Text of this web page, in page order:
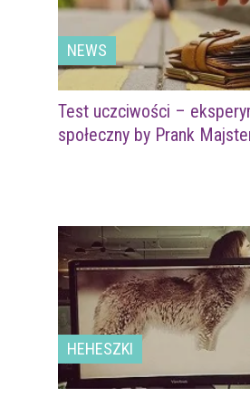
NEWS
Test uczciwości –
społeczny by Prank
HEHESZKI